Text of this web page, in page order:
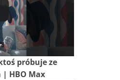
próbuje ze
HBO Max